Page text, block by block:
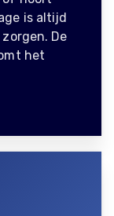
is altijd
De
het